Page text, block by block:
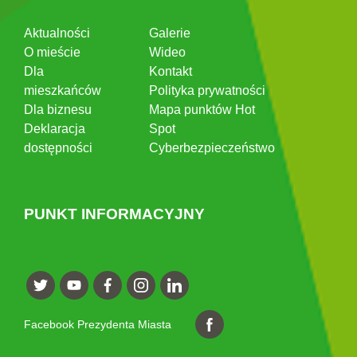
Aktualności
O mieście
Dla
mieszkańców
Dla biznesu
Deklaracja
dostępności
Galerie
Wideo
Kontakt
Polityka prywatności
Mapa punktów Hot
Spot
Cyberbezpieczeństwo
PUNKT INFORMACYJNY
Facebook Prezydenta Miasta